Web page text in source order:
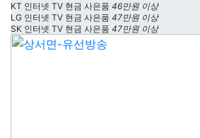
KT 인터넷 TV 현금 사은품 46만원 이상
LG 인터넷 TV 현금 사은품 47만원 이상
SK 인터넷 TV 현금 사은품 47만원 이상